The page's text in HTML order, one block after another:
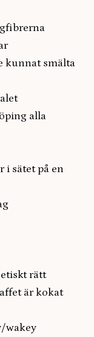
kunnat smälta
alla
i sätet på en
rätt
är kokat
wakey